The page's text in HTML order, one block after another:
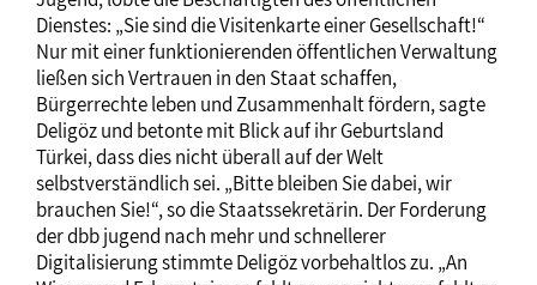
Dienstes: „Sie sind die Visitenkarte einer Gesellschaft!“
Nur mit einer funktionierenden öffentlichen Verwaltung
ließen sich Vertrauen in den Staat schaffen,
Bürgerrechte leben und Zusammenhalt fördern, sagte
Deligöz und betonte mit Blick auf ihr Geburtsland
Türkei, dass dies nicht überall auf der Welt
selbstverständlich sei. „Bitte bleiben Sie dabei, wir
brauchen Sie!“, so die Staatssekretärin. Der Forderung
der dbb jugend nach mehr und schnellerer
Digitalisierung stimmte Deligöz vorbehaltlos zu. „An